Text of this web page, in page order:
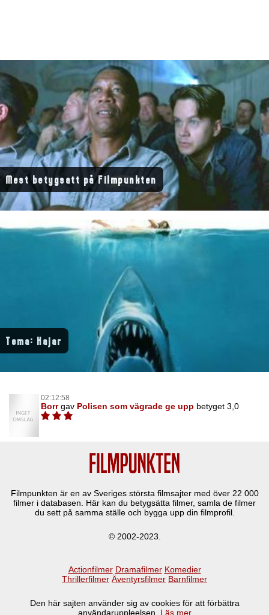
Mest betygsatt på Filmpunkten
Tema: Hajar
02:12:58
Borrgav Polisen som vägrade ge upp betyget 3,0
Filmpunkten är en av Sveriges största filmsajter med över 22 000
filmer i databasen. Här kan du betygsätta filmer, samla de filmer
du sett på samma ställe och bygga upp din filmprofil.
© 2002-2023.
Actionfilmer Dramafilmer Komedier
Thrillerfilmer Äventyrsfilmer Barnfilmer
Den här sajten använder sig av cookies för att förbättra
användaruppleelsen. Läs mer